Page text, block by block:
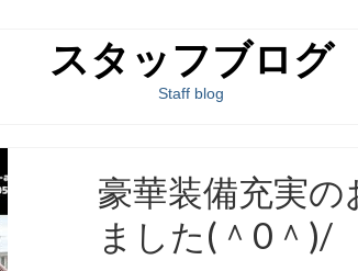
スタッフブログ
Staff blog
豪華装備充実
ました(＾0＾)/